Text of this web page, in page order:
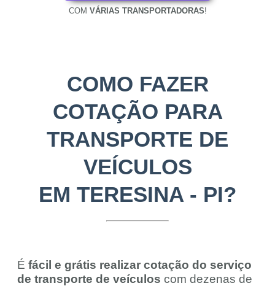
COM VÁRIAS TRANSPORTADORAS!
COMO FAZER
COTAÇÃO PARA
TRANSPORTE DE
VEÍCULOS
EM TERESINA - PI?
É fácil e grátis realizar cotação do serviço
de transporte de veículos com dezenas de